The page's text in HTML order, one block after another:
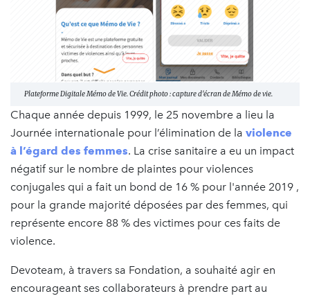
Plateforme Digitale Mémo de Vie. Crédit photo : capture d'écran de Mémo de vie.
Chaque année depuis 1999, le 25 novembre a lieu la
Journée internationale pour l’élimination de la violence
à l’égard des femmes. La crise sanitaire a eu un impact
négatif sur le nombre de plaintes pour violences
conjugales qui a fait un bond de 16 % pour l'année 2019 ,
pour la grande majorité déposées par des femmes, qui
représente encore 88 % des victimes pour ces faits de
violence.
Devoteam, à travers sa Fondation, a souhaité agir en
encourageant ses collaborateurs à prendre part au